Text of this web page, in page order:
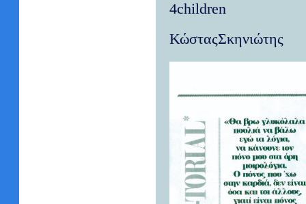
4children
ΚώσταςΣκηνιώτης